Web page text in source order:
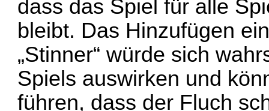
dass das Spiel für alle
bleibt. Das Hinzufügen
„Stinner“ würde sich
Spiels auswirken und
führen, dass der Fluch